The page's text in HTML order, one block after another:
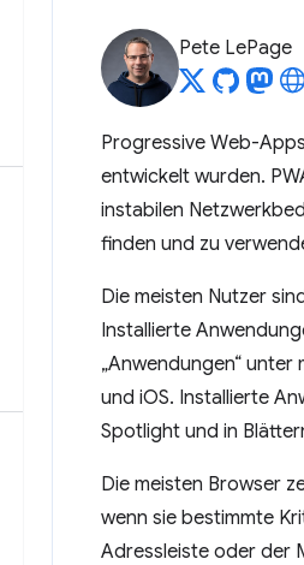
Pete LePage
Progressive Web-
entwickelt wurden.
instabilen
finden und zu
Die meisten Nutzer
Installierte
„Anwendungen“
und iOS. Installierte
Spotlight und in
Die meisten Browser
wenn sie bestimmte
Adressleiste oder der